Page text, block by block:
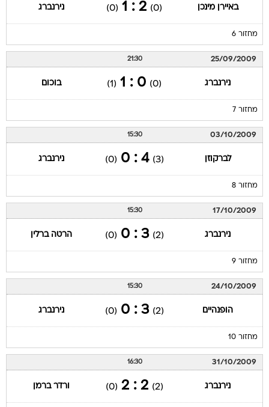
באיירן מינכן (0)
2 : 1
(0) נירנברג
מחזור 6
25/09/2009
21:30
נירנברג (0)
0 : 1
(1) בוכום
מחזור 7
03/10/2009
15:30
לברקוזן (3)
4 : 0
(0) נירנברג
מחזור 8
17/10/2009
15:30
נירנברג (2)
3 : 0
(0) הרטה ברלין
מחזור 9
24/10/2009
15:30
הופנהיים (2)
3 : 0
(0) נירנברג
מחזור 10
31/10/2009
16:30
נירנברג (2)
2 : 2
(0) ורדר ברמן